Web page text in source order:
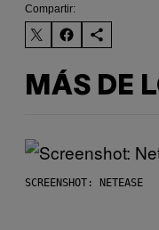
Compartir:
MÁS DE
SCREENSHOT: NETEASE